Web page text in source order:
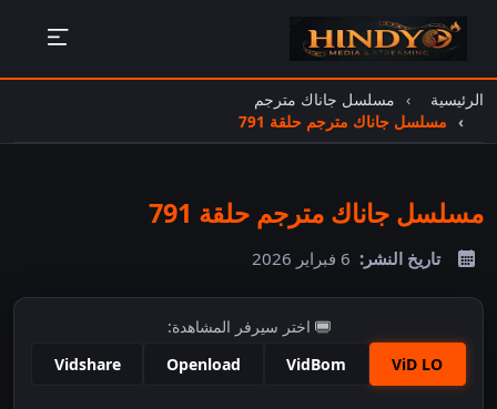
الرئيسية
مسلسل جاناك مترجم
مسلسل جاناك مترجم حلقة 791
مسلسل جاناك مترجم حلقة 791
تاريخ النشر: 6 فبراير 2026
اختر سيرفر المشاهدة:
ViD LO
VidBom
Openload
Vidshare